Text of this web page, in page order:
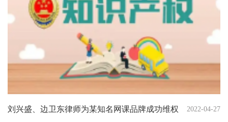
刘兴盛、边卫东律师为某知名网课品牌成功维权 2022-04-27